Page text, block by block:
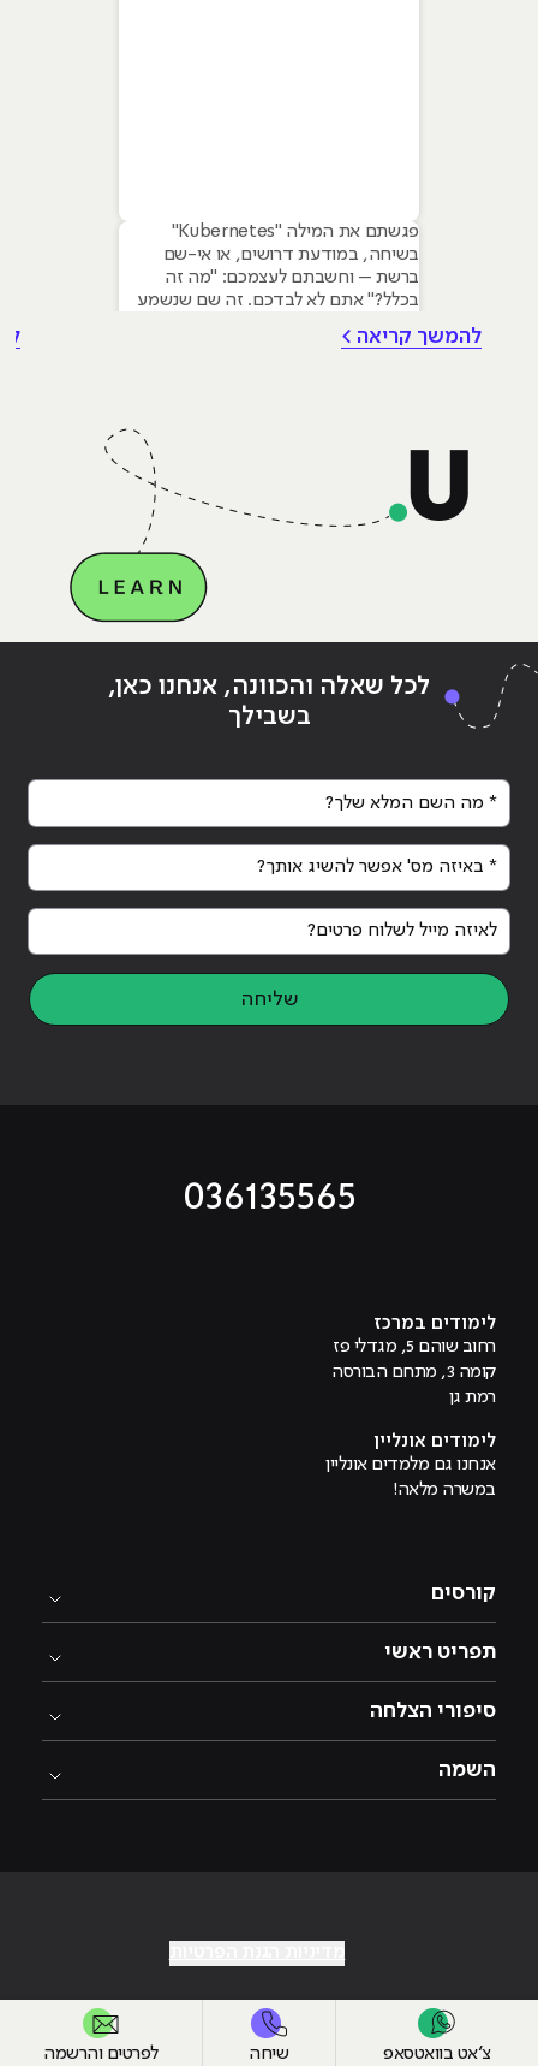
פגשתם את המילה "Kubernetes"
בשיחה, במודעת דרושים, או אי-שם
ברשת – וחשבתם לעצמכם: "מה זה
בכלל?" אתם לא לבדכם. זה שם שנשמע
אחד הכלים הכי חשובים וכי מבוקשים
Continue reading
ללא ניסיון?"
להמשך קריאה >
לכל שאלה והכוונה, אנחנו כאן,
בשבילך
* מה השם המלא שלך?
* באיזה מס' אפשר להשיג אותך?
לאיזה מייל לשלוח פרטים?
שליחה
036135565
לימודים במרכז
רחוב שוהם 5, מגדלי פז
קומה 3, מתחם הבורסה
רמת גן
לימודים אונליין
אנחנו גם מלמדים אונליין
במשרה מלאה!
קורסים
תפריט ראשי
סיפורי הצלחה
השמה
צ׳אט בוואטסאפ שיחה לפרטים והרשמה